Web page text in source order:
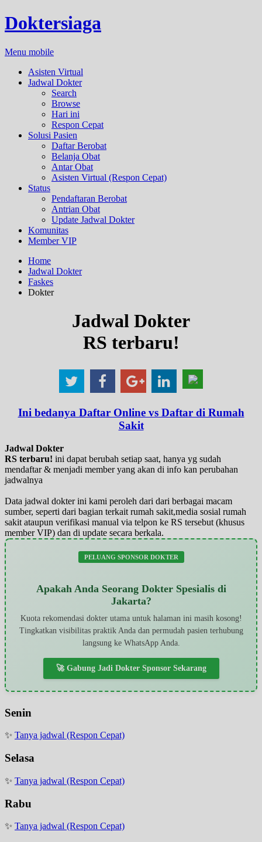
Doktersiaga
Menu mobile
Asisten Virtual
Jadwal Dokter
Search
Browse
Hari ini
Respon Cepat
Solusi Pasien
Daftar Berobat
Belanja Obat
Antar Obat
Asisten Virtual (Respon Cepat)
Status
Pendaftaran Berobat
Antrian Obat
Update Jadwal Dokter
Komunitas
Member VIP
Home
Jadwal Dokter
Faskes
Dokter
Jadwal Dokter
RS terbaru!
Ini bedanya Daftar Online vs Daftar di Rumah
Sakit
Jadwal Dokter
RS terbaru! ini dapat berubah setiap saat, hanya yg sudah
mendaftar & menjadi member yang akan di info kan perubahan
jadwalnya
Data jadwal dokter ini kami peroleh dari dari berbagai macam
sumber, seperti dari bagian terkait rumah sakit,media sosial rumah
sakit ataupun verifikasi manual via telpon ke RS tersebut (khusus
member VIP) dan di update secara berkala.
PELUANG SPONSOR DOKTER
Apakah Anda Seorang Dokter Spesialis di
Jakarta?
Kuota rekomendasi dokter utama untuk halaman ini masih kosong!
Tingkatkan visibilitas praktik Anda dan permudah pasien terhubung
langsung ke WhatsApp Anda.
🚀 Gabung Jadi Dokter Sponsor Sekarang
Senin
✨ Tanya jadwal (Respon Cepat)
Selasa
✨ Tanya jadwal (Respon Cepat)
Rabu
✨ Tanya jadwal (Respon Cepat)